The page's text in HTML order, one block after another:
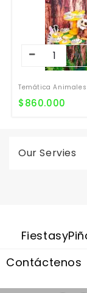
Temática
$860.000
Our Servies
Contáctenos